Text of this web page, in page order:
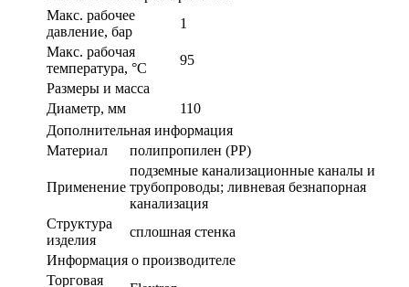
Макс. рабочее
давление, бар
1
Макс. рабочая
температура, °С
95
Размеры и масса
Диаметр, мм
110
Дополнительная информация
Материал
полипропилен (PP)
Применение
подземные канализационные каналы и
трубопроводы; ливневая безнапорная
канализация
Структура
изделия
сплошная стенка
Информация о производителе
Торговая